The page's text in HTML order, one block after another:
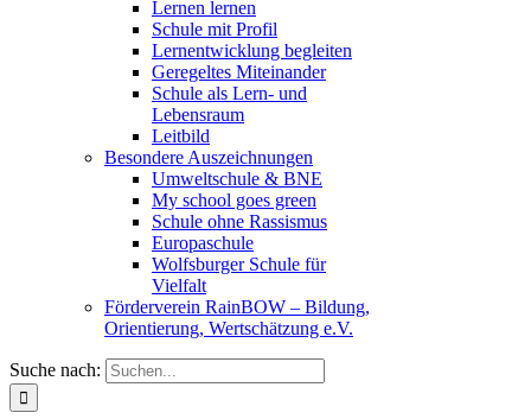
Lernen lernen
Schule mit Profil
Lernentwicklung begleiten
Geregeltes Miteinander
Schule als Lern- und
Lebensraum
Leitbild
Besondere Auszeichnungen
Umweltschule & BNE
My school goes green
Schule ohne Rassismus
Europaschule
Wolfsburger Schule für
Vielfalt
Förderverein RainBOW – Bildung,
Orientierung, Wertschätzung e.V.
Suche nach: